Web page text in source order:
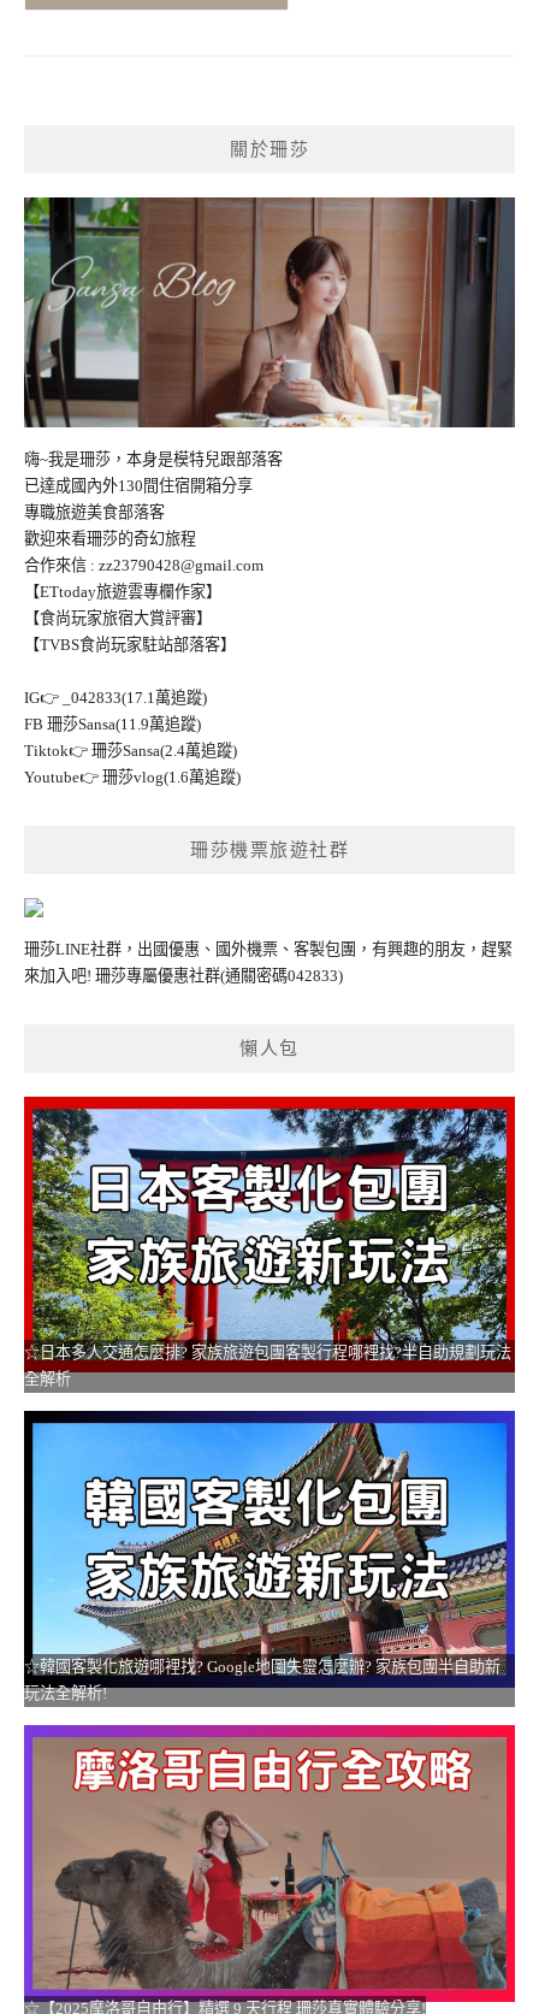
關於珊莎
嗨~我是珊莎，本身是模特兒跟部落客
已達成國內外130間住宿開箱分享
專職旅遊美食部落客
歡迎來看珊莎的奇幻旅程
合作來信 : zz23790428@gmail.com
【ETtoday旅遊雲專欄作家】
【食尚玩家旅宿大賞評審】
【TVBS食尚玩家駐站部落客】
IG👉
_042833(17.1萬追蹤)
FB 珊莎Sansa(11.9萬追蹤)
Tiktok👉 珊莎Sansa(2.4萬追蹤)
Youtube👉 珊莎vlog(1.6萬追蹤)
珊莎機票旅遊社群
珊莎LINE社群，出國優惠、國外機票、客製包團，有興趣的朋友，趕緊
來加入吧! 珊莎專屬優惠社群(通關密碼042833)
懶人包
☆日本多人交通怎麼排? 家族旅遊包團客製行程哪裡找?半自助規劃玩法
全解析
☆韓國客製化旅遊哪裡找? Google地圖失靈怎麼辦? 家族包團半自助新
玩法全解析!
☆【2025摩洛哥自由行】精選 9 天行程 珊莎真實體驗分享!